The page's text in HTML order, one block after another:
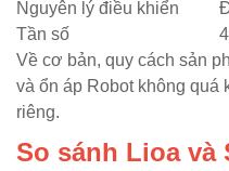
Nguyên lý điều khiển
Tần số
Về cơ bản, quy cách sản
và ổn áp Robot không quá
riêng.
So sánh Lioa và